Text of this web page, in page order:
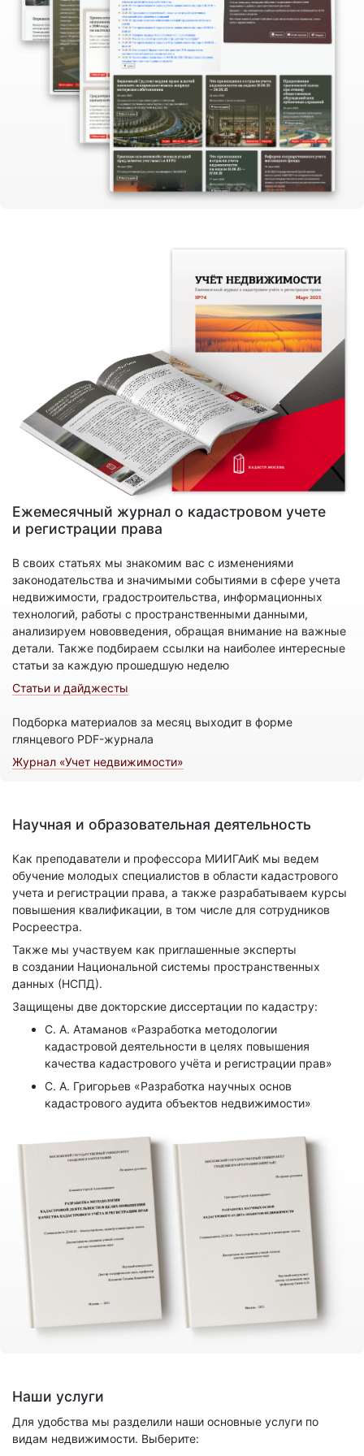
Ежемесячный журнал о кадастровом учете
и регистрации права
В своих статьях мы знакомим вас с изменениями
законодательства и значимыми событиями в сфере учета
недвижимости, градостроительства, информационных
технологий, работы с пространственными данными,
анализируем нововведения, обращая внимание на важные
детали. Также подбираем ссылки на наиболее интересные
статьи за каждую прошедшую неделю
Статьи и дайджесты
Подборка материалов за месяц выходит в форме
глянцевого PDF-журнала
Журнал «Учет недвижимости»
Научная и образовательная деятельность
Как преподаватели и профессора МИИГАиК мы ведем
обучение молодых специалистов в области кадастрового
учета и регистрации права, а также разрабатываем курсы
повышения квалификации, в том числе для сотрудников
Росреестра.
Также мы участвуем как приглашенные эксперты
в создании Национальной системы пространственных
данных (НСПД).
Защищены две докторские диссертации по кадастру:
С. А. Атаманов «Разработка методологии
кадастровой деятельности в целях повышения
качества кадастрового учёта и регистрации прав»
С. А. Григорьев «Разработка научных основ
кадастрового аудита объектов недвижимости»
Наши услуги
Для удобства мы разделили наши основные услуги по
видам недвижимости. Выберите: